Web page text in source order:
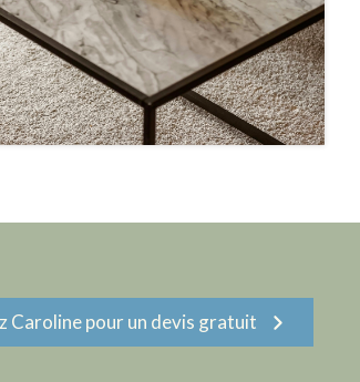
Caroline pour un devis gratuit